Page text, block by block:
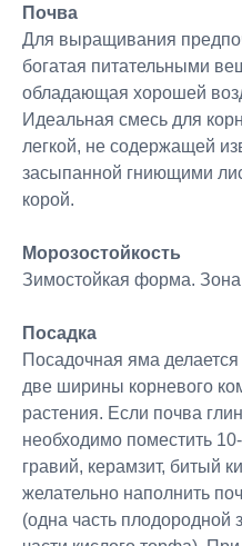
Почва
Для выращивания
богатая питательными
обладающая хорошей
Идеальная смесь для
легкой, не содержащей
засыпанной гниющими
корой.
Морозостойкость
Зимостойкая форма.
Посадка
Посадочная яма
две ширины корневого
растения. Если почва
необходимо поместить
гравий, керамзит, битый
желательно наполнить
(одна часть плодородной